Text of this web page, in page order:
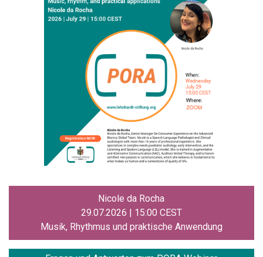
Nicole da Rocha
29.07.2026 | 15:00 CEST
Musik, Rhythmus und praktische Anwendung